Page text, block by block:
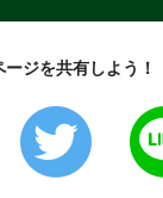
ージを共有しよう！